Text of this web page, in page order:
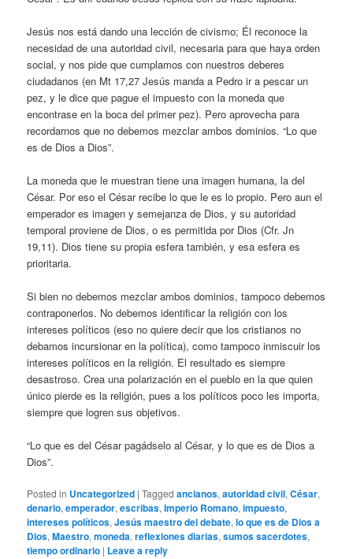
Jesús nos está dando una lección de civismo; Él reconoce la
necesidad de una autoridad civil, necesaria para que haya orden
social, y nos pide que cumplamos con nuestros deberes
ciudadanos (en Mt 17,27 Jesús manda a Pedro ir a pescar un
pez, y le dice que pague el impuesto con la moneda que
encontrase en la boca del primer pez). Pero aprovecha para
recordarnos que no debemos mezclar ambos dominios. “Lo que
es de Dios a Dios”.
La moneda que le muestran tiene una imagen humana, la del
César. Por eso el César recibe lo que le es lo propio. Pero aun el
emperador es imagen y semejanza de Dios, y su autoridad
temporal proviene de Dios, o es permitida por Dios (Cfr. Jn
19,11). Dios tiene su propia esfera también, y esa esfera es
prioritaria.
Si bien no debemos mezclar ambos dominios, tampoco debemos
contraponerlos. No debemos identificar la religión con los
intereses políticos (eso no quiere decir que los cristianos no
debamos incursionar en la política), como tampoco inmiscuir los
intereses políticos en la religión. El resultado es siempre
desastroso. Crea una polarización en el pueblo en la que quien
único pierde es la religión, pues a los políticos poco les importa,
siempre que logren sus objetivos.
“Lo que es del César pagádselo al César, y lo que es de Dios a
Dios”.
Posted in Uncategorized |Tagged ancianos,autoridad civil,César,
denario,emperador,escribas,Imperio Romano,impuesto,
intereses políticos,Jesús maestro del debate,lo que es de Dios a
Dios,Maestro,moneda,reflexiones diarias,sumos sacerdotes,
tiempo ordinario | Leave a reply